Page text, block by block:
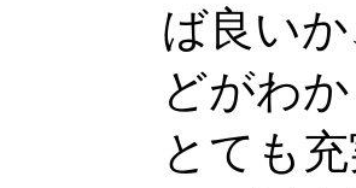
ば良い
どがわ
とても